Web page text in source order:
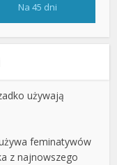
Na 45 dni
używają
feminatywów
z najnowszego